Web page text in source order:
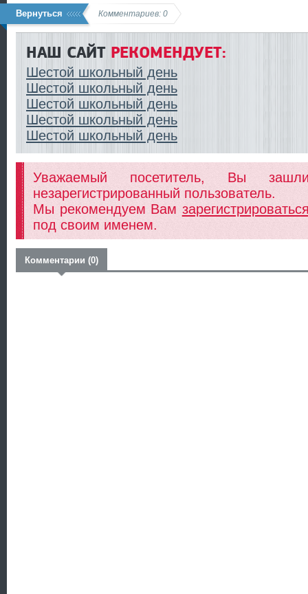
Вернуться Комментариев: 0
НАШ САЙТРЕКОМЕНДУЕТ:
Шестой школьный день
Шестой школьный день
Шестой школьный день
Шестой школьный день
Шестой школьный день
Уважаемый посетитель, Вы
незарегистрированный пользователь.
Мы рекомендуем Вам
под своим именем.
Комментарии (0)